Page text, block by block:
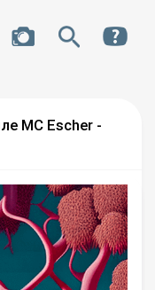
MC Escher -